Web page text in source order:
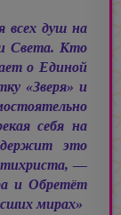
всех душ на
Света. Кто
о Единой
«Зверя» и
себя на
это
—
и Обретёт
мирах»